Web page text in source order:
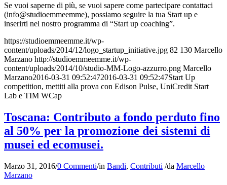
Se vuoi saperne di più, se vuoi sapere come partecipare contattaci
(info@studioemmeemme), possiamo seguire la tua Start up e
inserirti nel nostro programma di “Start up coaching”.
https://studioemmeemme.it/wp-
content/uploads/2014/12/logo_startup_initiative.jpg 82 130 Marcello
Marzano http://studioemmeemme.it/wp-
content/uploads/2014/10/studio-MM-Logo-azzurro.png Marcello
Marzano2016-03-31 09:52:472016-03-31 09:52:47Start Up
competition, mettiti alla prova con Edison Pulse, UniCredit Start
Lab e TIM WCap
Toscana: Contributo a fondo perduto fino
al 50% per la promozione dei sistemi di
musei ed ecomusei.
Marzo 31, 2016/0 Commenti/in Bandi, Contributi /da Marcello
Marzano